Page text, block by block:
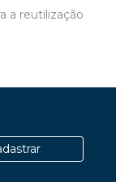
a reutilização